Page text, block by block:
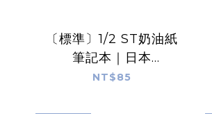
〔標準〕1/2 ST奶油紙
筆記本｜日本
Traveler’s Notebook
NT$85